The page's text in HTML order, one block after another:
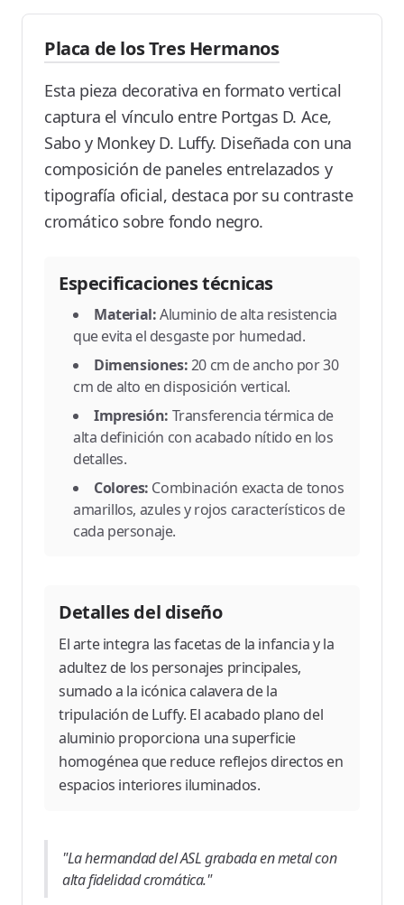
Placa de los Tres Hermanos
Esta pieza decorativa en formato vertical
captura el vínculo entre Portgas D. Ace,
Sabo y Monkey D. Luffy. Diseñada con una
composición de paneles entrelazados y
tipografía oficial, destaca por su contraste
cromático sobre fondo negro.
Especificaciones técnicas
Material:Aluminio de alta resistencia
que evita el desgaste por humedad.
Dimensiones:20 cm de ancho por 30
cm de alto en disposición vertical.
Impresión: Transferencia térmica de
alta definición con acabado nítido en los
detalles.
Colores: Combinación exacta de tonos
amarillos, azules y rojos característicos de
cada personaje.
Detalles del diseño
El arte integra las facetas de la infancia y la
adultez de los personajes principales,
sumado a la icónica calavera de la
tripulación de Luffy. El acabado plano del
aluminio proporciona una superficie
homogénea que reduce reflejos directos en
espacios interiores iluminados.
"La hermandad del ASL grabada en metal con
alta fidelidad cromática."